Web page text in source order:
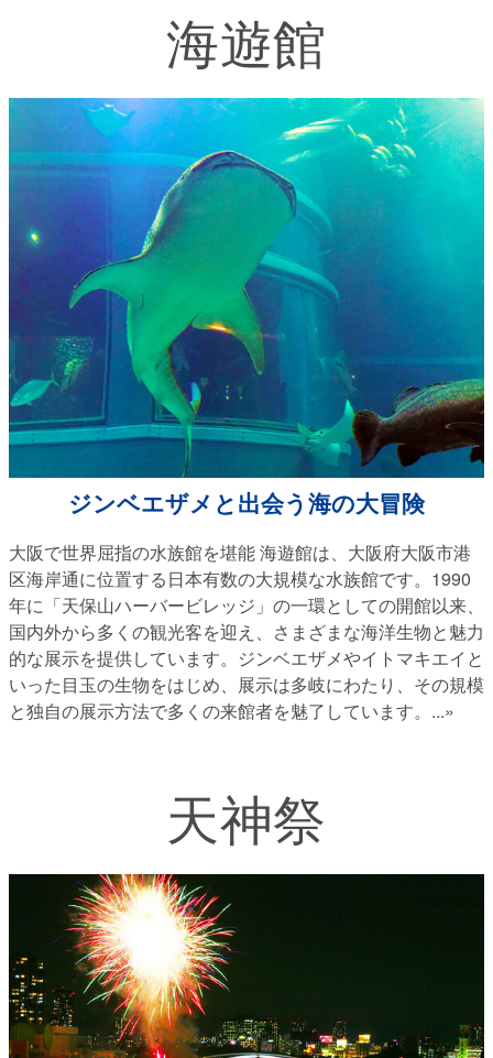
海遊館
ジンベエザメと出会う海の大冒険
大阪で世界屈指の水族館を堪能 海遊館は、大阪府大阪市港
区海岸通に位置する日本有数の大規模な水族館です。1990
年に「天保山ハーバービレッジ」の一環としての開館以来、
国内外から多くの観光客を迎え、さまざまな海洋生物と魅力
的な展示を提供しています。ジンベエザメやイトマキエイと
いった目玉の生物をはじめ、展示は多岐にわたり、その規模
と独自の展示方法で多くの来館者を魅了しています。 ...»
天神祭